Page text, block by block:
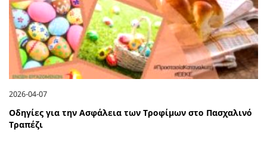
2026-04-07
Οδηγίες για την Ασφάλεια των Τροφίμων στο Πασχαλινό
Τραπέζι